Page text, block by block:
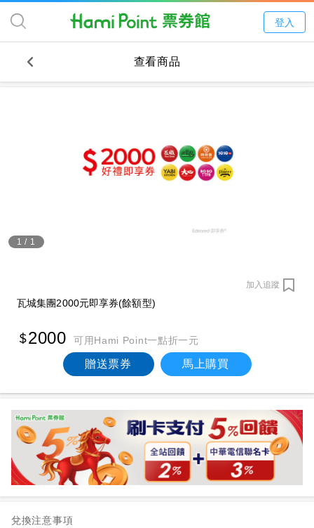
登入
查看商品
1 / 1
加入追蹤
瓦城集團2000元即享券(餘額型)
2000 可用Hami Point一點折一元
贈送票券 馬上購買
兌換注意事項